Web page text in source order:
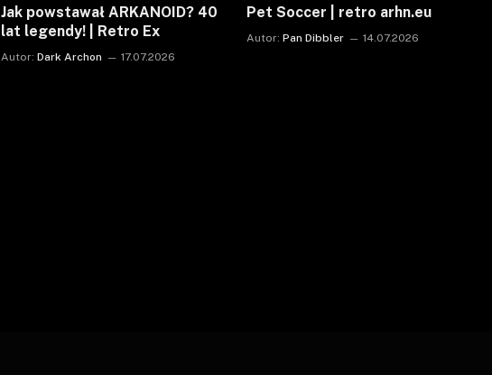
Jak powstawał ARKANOID? 40
lat legendy! | Retro Ex
Autor: Dark Archon 17.07.2026
Pet Soccer | retro arhn.eu
Autor: Pan Dibbler 14.07.2026